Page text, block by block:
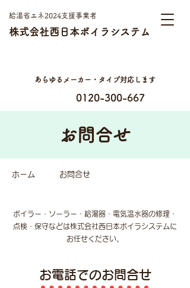
​給湯省エネ2024支援事業者
株式会社西日本ボイラシステム
あらゆるメーカー・タイプ対応します
0120-300-667
お問合せ
​ホーム お問合せ
ボイラー・ソーラー・給湯器・電気温水器の修理・
点検・保守などは株式会社西日本ボイラシステムに
お任せください。
お電話でのお問合せ